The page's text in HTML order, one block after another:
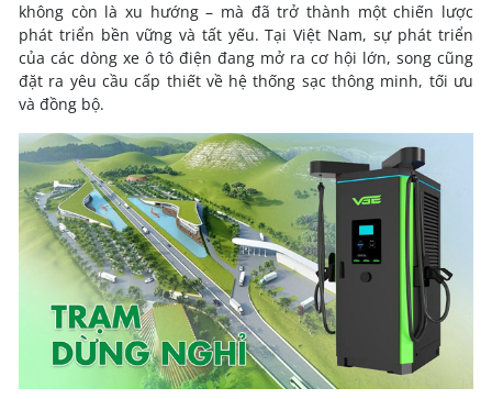
không còn là xu hướng – mà đã trở thành một chiến lược
phát triển bền vững và tất yếu. Tại Việt Nam, sự phát triển
của các dòng xe ô tô điện đang mở ra cơ hội lớn, song cũng
đặt ra yêu cầu cấp thiết về hệ thống sạc thông minh, tối ưu
và đồng bộ.